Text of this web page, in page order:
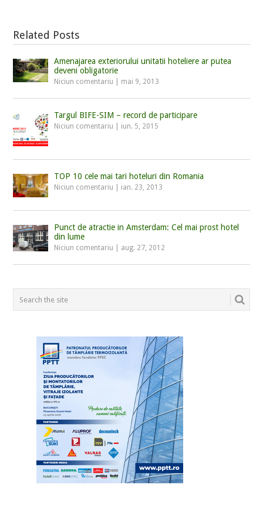
Related Posts
Amenajarea exteriorului unitatii hoteliere ar putea
deveni obligatorie
Niciun comentariu mai 9, 2013
Targul BIFE-SIM – record de participare
Niciun comentariu iun. 5, 2015
TOP 10 cele mai tari hoteluri din Romania
Niciun comentariu ian. 23, 2013
Punct de atractie in Amsterdam: Cel mai prost hotel
din lume
Niciun comentariu aug. 27, 2012